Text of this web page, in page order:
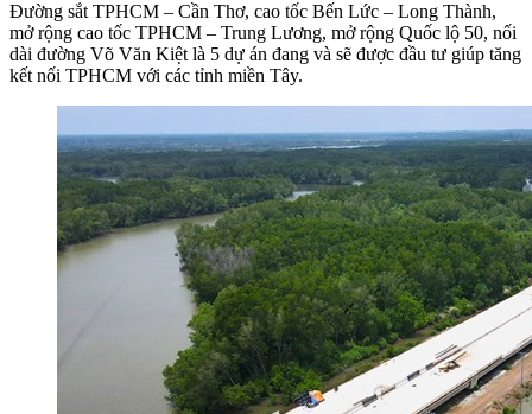
Đường sắt TPHCM – Cần Thơ, cao tốc Bến Lức – Long Thành,
mở rộng cao tốc TPHCM – Trung Lương, mở rộng Quốc lộ 50, nối
dài đường Võ Văn Kiệt là 5 dự án đang và sẽ được đầu tư giúp tăng
kết nối TPHCM với các tỉnh miền Tây.